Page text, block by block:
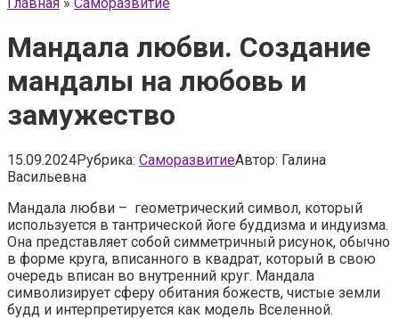
Мандала любви. Создание
мандалы на любовь и
замужество
15.09.2024Рубрика: СаморазвитиеАвтор: Галина
Васильевна
Мандала любви – геометрический символ, который
используется в тантрической йоге буддизма и индуизма.
Она представляет собой симметричный рисунок, обычно
в форме круга, вписанного в квадрат, который в свою
очередь вписан во внутренний круг. Мандала
символизирует сферу обитания божеств, чистые земли
будд и интерпретируется как модель Вселенной.